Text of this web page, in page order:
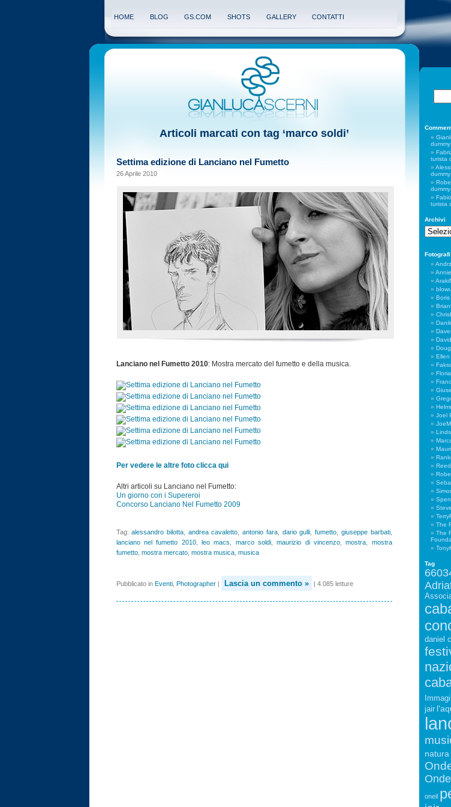
HOME BLOG GS.COM SHOTS GALLERY CONTATTI
Articoli marcati con tag ‘marco soldi’
Settima edizione di Lanciano nel Fumetto
26 Aprile 2010
Lanciano nel Fumetto 2010: Mostra mercato del fumetto e della musica.
Per vedere le altre foto clicca qui
Altri articoli su Lanciano nel Fumetto:
Un giorno con i Supereroi
Concorso Lanciano Nel Fumetto 2009
Tag:alessandro bilotta, andrea cavaletto ,antonio fara, dario gulli ,fumetto giuseppe barbati,
lanciano nel fumetto 2010, leo macs marco soldi,maurizio di vincenzo,mostra
mostra
fumetto, mostra mercato, mostra musica, musica
Pubblicato in Eventi, Photographer| Lascia un commento » | 4.085 letture
dummy
turista
dummy
dummy
turista
Archivi
Archivi
Fotografi
Boris
Ellen
Joel
The
The
Tag
daniel
jair
natura
oneil